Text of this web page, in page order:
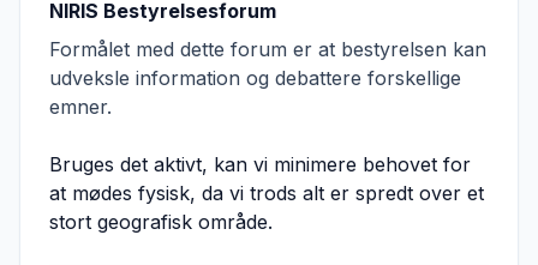
NIRIS Bestyrelsesforum
Formålet med dette forum er at bestyrelsen kan
udveksle information og debattere forskellige
emner.
Bruges det aktivt, kan vi minimere behovet for
at mødes fysisk, da vi trods alt er spredt over et
stort geografisk område.